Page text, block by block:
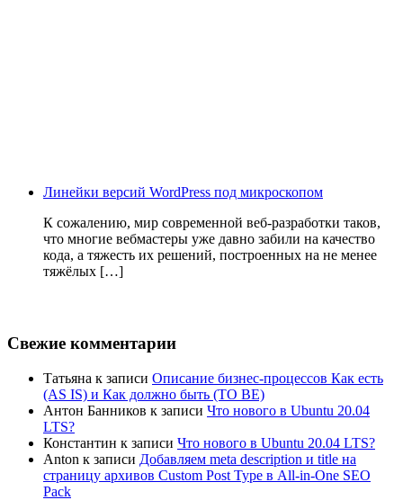
Линейки версий WordPress под микроскопом
К сожалению, мир современной веб-разработки таков,
что многие вебмастеры уже давно забили на качество
кода, а тяжесть их решений, построенных на не менее
тяжёлых […]
Свежие комментарии
Татьяна к записи Описание бизнес-процессов Как есть
(AS IS) и Как должно быть (TO BE)
Антон Банников к записи Что нового в Ubuntu 20.04
LTS?
Константин к записи Что нового в Ubuntu 20.04 LTS?
Anton к записи Добавляем meta description и title на
страницу архивов Custom Post Type в All-in-One SEO
Pack